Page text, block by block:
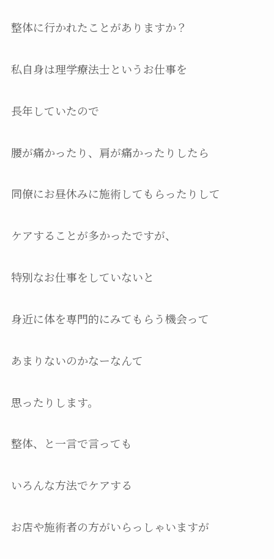
整体に行かれたことがありますか？
私自身は理学療法士というお仕事を
長年していたので
腰が痛かったり、肩が痛かったりしたら
同僚にお昼休みに施術してもらったりして
ケアすることが多かったですが、
特別なお仕事をしていないと
身近に体を専門的にみてもらう機会って
あまりないのかなーなんて
思ったりします。
整体、と一言で言っても
いろんな方法でケアする
お店や施術者の方がいらっしゃいますが